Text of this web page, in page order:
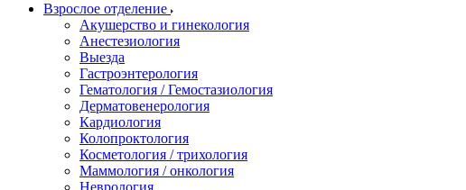
Взрослое отделение
Акушерство и гинекология
Анестезиология
Выезда
Гастроэнтерология
Гематология / Гемостазиология
Дерматовенерология
Кардиология
Колопроктология
Косметология / трихология
Маммология / онкология
Неврология